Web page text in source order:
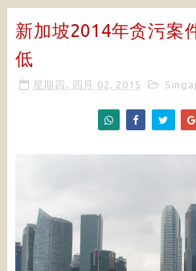
新加坡2014年贪污案
低
星期四, 四月 02, 2015